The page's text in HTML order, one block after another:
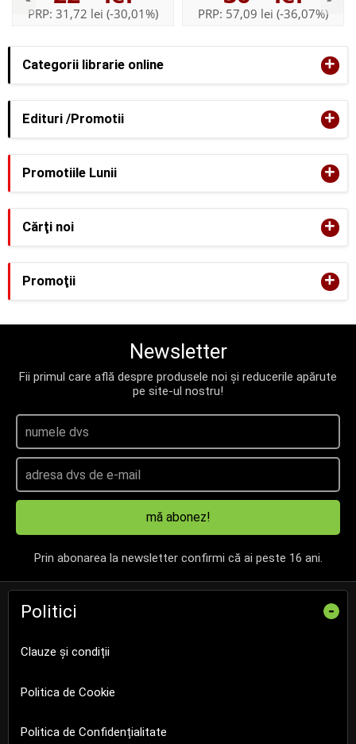
Categorii librarie online +
Edituri /Promotii +
PRP: 31,72 lei (-30,01%) PRP: 57,09 lei (-36,07%)
Promotiile Lunii +
Cărţi noi +
Promoţii +
Newsletter
Fii primul care află despre produsele noi și reducerile apărute
pe site-ul nostru!
mă abonez!
Prin abonarea la newsletter confirmi că ai peste 16 ani.
Politici -
Clauze și condiții
Politica de Cookie
Politica de Confidențialitate